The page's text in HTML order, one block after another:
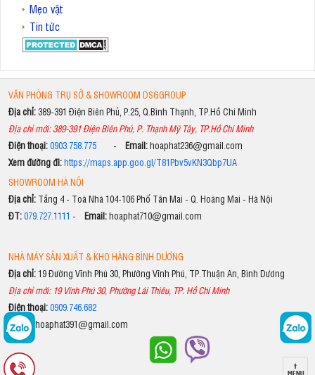
Mẹo vặt
Tin tức
VĂN PHÒNG TRỤ SỞ & SHOWROOM DSGGROUP
Địa chỉ: 389-391 Điện Biên Phủ, P.25, Q.Bình Thạnh, TP.Hồ Chí Minh
Địa chỉ mới: 389-391 Điện Biên Phủ, P. Thạnh Mỹ Tây, TP.Hồ Chí Minh
Điện thoại:0903.758.775- Email:hoaphat236@gmail.com
Xem đường đi:https://maps.app.goo.gl/T81Pbv5vKN3Qbp7UA
SHOWROOM HÀ NỘI
Địa chỉ:Tầng 4 - Toà Nhà 104-106 Phố Tân Mai - Q. Hoàng Mai - Hà Nội
ĐT:079.727.1111 - Email:hoaphat710@gmail.com
NHÀ MÁY SẢN XUẤT & KHO HÀNG BÌNH DƯƠNG
Địa chỉ:19 Đường Vĩnh Phú 30, Phường Vĩnh Phú, TP.Thuận An, Bình Dương
Địa chỉ mới: 19 Vĩnh Phú 30, Phường Lái Thiêu, TP. Hồ Chí Minh
Điện thoại:0909.746.682
Email:hoaphat391@gmail.com